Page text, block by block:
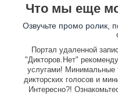
Что мы еще
Озвучьте промо ролик,
Портал удаленной
"Дикторов.Нет"
услугами! Минимальные
дикторских голосов и
Интересно?!